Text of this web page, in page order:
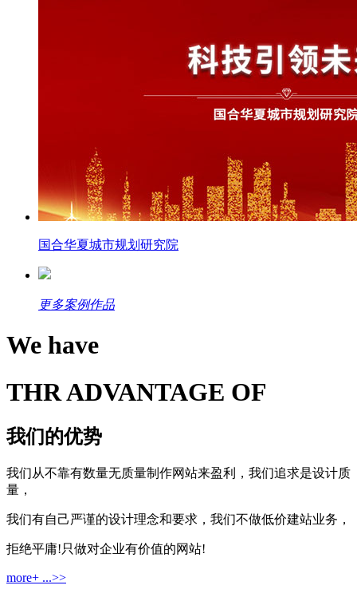
国合华夏城市规划研究院
更多案例作品
We have
THR ADVANTAGE OF
我们的优势
我们从不靠有数量无质量制作网站来盈利，我们追求是设计质
量，
我们有自己严谨的设计理念和要求，我们不做低价建站业务，
拒绝平庸!只做对企业有价值的网站!
more+ ...>>